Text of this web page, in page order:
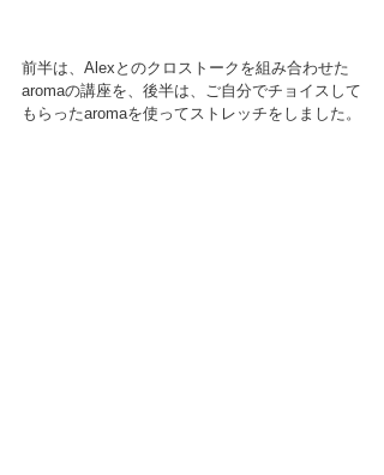
前半は、Alexとのクロストークを組み合わせた
aromaの講座を、後半は、ご自分でチョイスして
もらったaromaを使ってストレッチをしました。